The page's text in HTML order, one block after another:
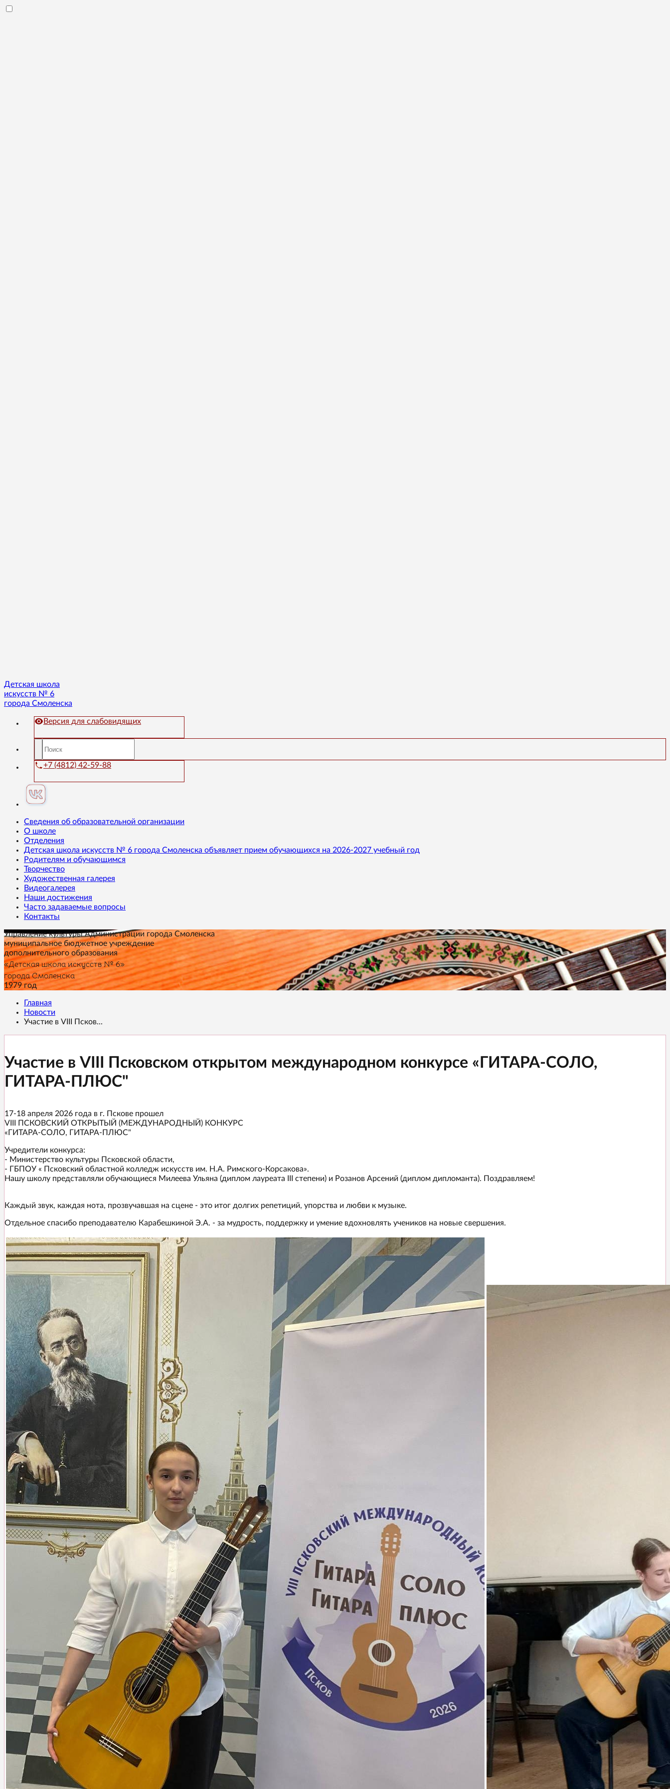
Детская школа
искусств № 6
города Смоленска
Версия для слабовидящих
+7 (4812) 42-59-88
Сведения об образовательной организации
О школе
Отделения
Детская школа искусств № 6 города Смоленска объявляет прием обучающихся на 2026-2027 учебный год
Родителям и обучающимся
Творчество
Художественная галерея
Видеогалерея
Наши достижения
Часто задаваемые вопросы
Контакты
Управление культуры Администрации города Смоленска
муниципальное бюджетное учреждение
дополнительного образования
«Детская школа искусств № 6»
города Смоленска
1979 год
Главная
Новости
Участие в VIII Псков...
Участие в VIII Псковском открытом международном конкурсе «ГИТАРА-СОЛО,
ГИТАРА-ПЛЮС"
17-18 апреля 2026 года в г. Пскове прошел
VIII ПСКОВСКИЙ ОТКРЫТЫЙ (МЕЖДУНАРОДНЫЙ) КОНКУРС
«ГИТАРА-СОЛО, ГИТАРА-ПЛЮС"
Учредители конкурса:
- Министерство культуры Псковской области,
- ГБПОУ « Псковский областной колледж искусств им. Н.А. Римского-Корсакова».
Нашу школу представляли обучающиеся Милеева Ульяна (диплом лауреата III степени) и Розанов Арсений (диплом дипломанта). Поздравляем!
Каждый звук, каждая нота, прозвучавшая на сцене - это итог долгих репетиций, упорства и любви к музыке.
Отдельное спасибо преподавателю Карабешкиной Э.А. - за мудрость, поддержку и умение вдохновлять учеников на новые свершения.